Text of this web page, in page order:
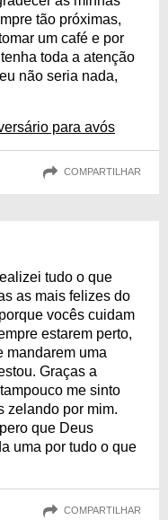
tão próximas,
um café e por
toda a atenção
não seria nada,
para avós
COMPARTILHAR
tudo o que
as mais felizes do
vocês cuidam
estarem perto,
mandarem uma
Graças a
me sinto
zelando por mim.
que Deus
uma por tudo o que
COMPARTILHAR